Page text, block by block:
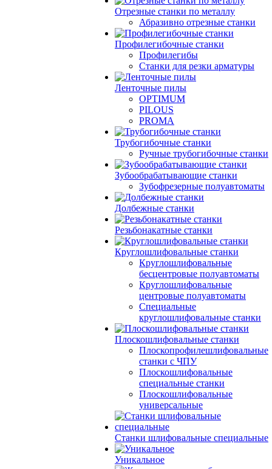
Отрезные станки по металлу
Абразивно отрезные станки
Профилегибочные станки
Профилегибы
Станки для резки арматуры
Ленточные пилы
OPTIMUM
PILOUS
PROMA
Трубогибочные станки
Ручные трубогибочные станки
Зубообрабатывающие станки
Зубофрезерные полуавтоматы
Долбежные станки
Резьбонакатные станки
Круглошлифовальные станки
Круглошлифовальные
бесцентровые полуавтоматы
Круглошлифовальные
центровые полуавтоматы
Специальные
круглошлифовальные станки
Плоскошлифовальные станки
Плоскопрофилешлифовальные
станки с ЧПУ
Плоскошлифовальные
специальные станки
Плоскошлифовальные
универсальные
Станки шлифовальные специальные
Уникальное